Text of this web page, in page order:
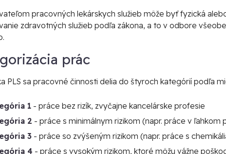
pracovných lekárskych služieb môže byť fyzická
zdravotných služieb podľa zákona, a to v odbore
prác
PLS sa pracovné činnosti delia do štyroch kategórií podľa
1 - práce bez rizík, zvyčajne kancelárske profesie
2 - práce s minimálnym rizikom (napr. práce v ľahkom
3 - práce so zvýšeným rizikom (napr. práce s
4 - práce s vysokým rizikom, ktoré môžu vážne